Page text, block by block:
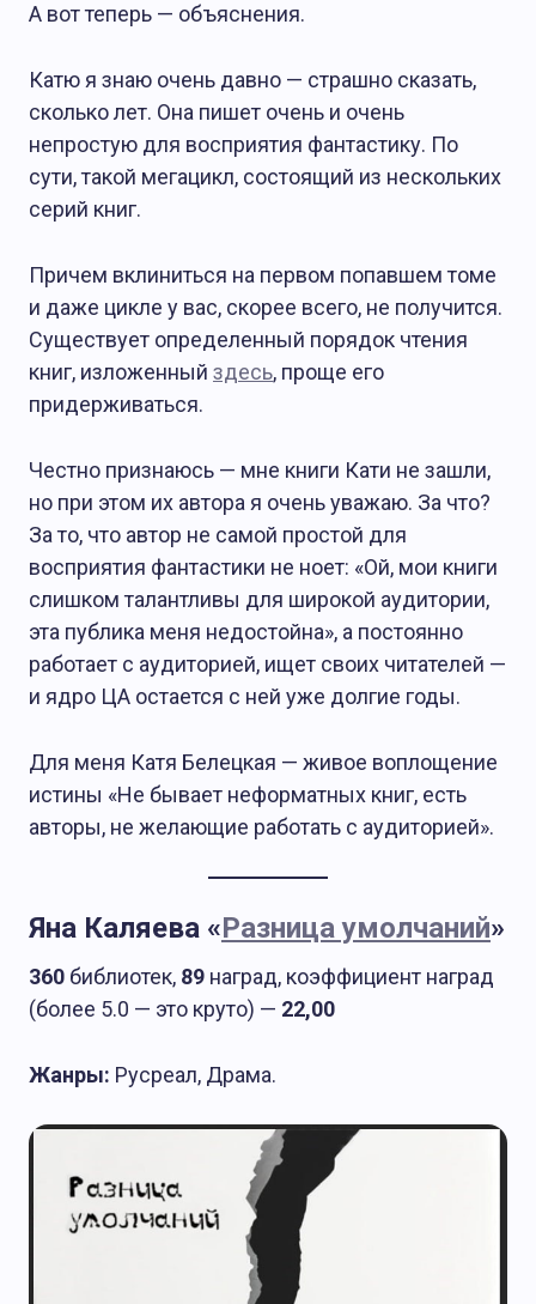
А вот теперь — объяснения.
Катю я знаю очень давно — страшно сказать,
сколько лет. Она пишет очень и очень
непростую для восприятия фантастику. По
сути, такой мегацикл, состоящий из нескольких
серий книг.
Причем вклиниться на первом попавшем томе
и даже цикле у вас, скорее всего, не получится.
Существует определенный порядок чтения
книг, изложенный здесь, проще его
придерживаться.
Честно признаюсь — мне книги Кати не зашли,
но при этом их автора я очень уважаю. За что?
За то, что автор не самой простой для
восприятия фантастики не ноет: «Ой, мои книги
слишком талантливы для широкой аудитории,
эта публика меня недостойна», а постоянно
работает с аудиторией, ищет своих читателей —
и ядро ЦА остается с ней уже долгие годы.
Для меня Катя Белецкая — живое воплощение
истины «Не бывает неформатных книг, есть
авторы, не желающие работать с аудиторией».
Яна Каляева «Разница умолчаний»
360 библиотек, 89 наград, коэффициент наград
(более 5.0 — это круто) — 22,00
Жанры: Русреал, Драма.